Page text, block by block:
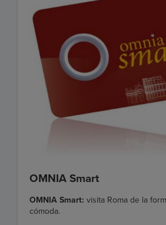
OMNIA Smart
OMNIA Smart: visita Roma de la
cómoda.